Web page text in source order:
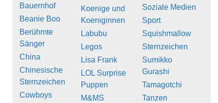
Bauernhof
Beanie Boo
Berühmte
Sänger
China
Chinesische
Sternzeichen
Cowboys
Koenige und
Koeniginnen
Labubu
Legos
Lisa Frank
LOL Surprise
Puppen
M&MS
Soziale Medien
Sport
Squishmallow
Sternzeichen
Sumikko
Gurashi
Tamagotchi
Tanzen